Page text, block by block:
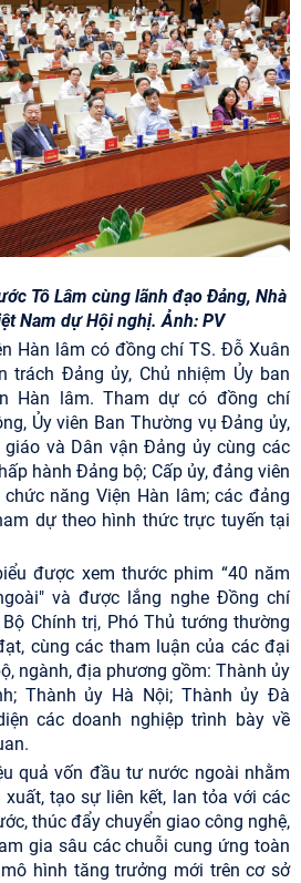
Tô Lâm cùng lãnh đạo Đảng, Nhà
Nam dự Hội nghị. Ảnh: PV
Hàn lâm có đồng chí TS. Đỗ Xuân
trách Đảng ủy, Chủ nhiệm Ủy ban
Hàn lâm. Tham dự có đồng chí
Ủy viên Ban Thường vụ Đảng ủy,
giáo và Dân vận Đảng ủy cùng các
hành Đảng bộ; Cấp ủy, đảng viên
năng Viện Hàn lâm; các đảng
dự theo hình thức trực tuyến tại
được xem thước phim “40 năm
và được lắng nghe Đồng chí
Chính trị, Phó Thủ tướng thường
cùng các tham luận của các đại
ngành, địa phương gồm: Thành ủy
Thành ủy Hà Nội; Thành ủy Đà
các doanh nghiệp trình bày về
quả vốn đầu tư nước ngoài nhằm
tạo sự liên kết, lan tỏa với các
thúc đẩy chuyển giao công nghệ,
gia sâu các chuỗi cung ứng toàn
hình tăng trưởng mới trên cơ sở